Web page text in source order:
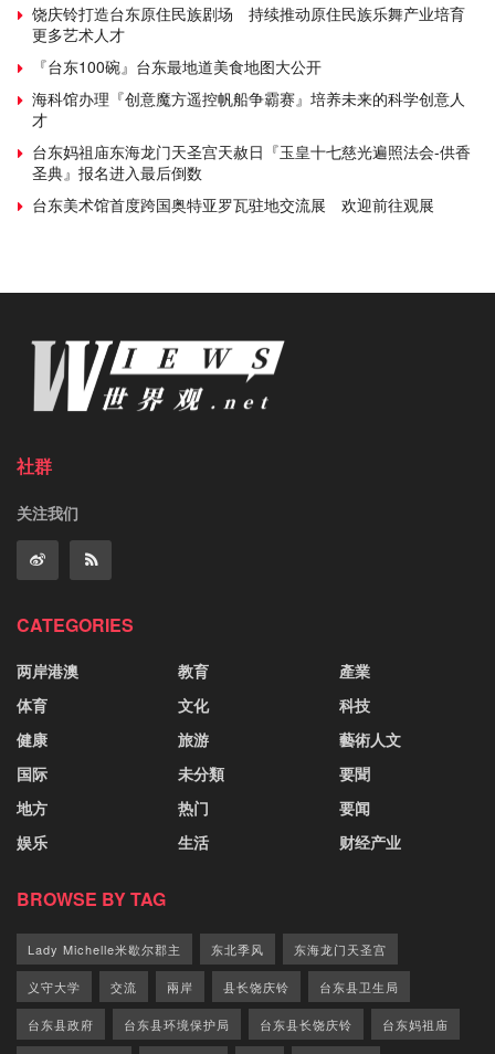
饶庆铃打造台东原住民族剧场 持续推动原住民族乐舞产业培育
更多艺术人才
『台东100碗』台东最地道美食地图大公开
海科馆办理『创意魔方遥控帆船争霸赛』培养未来的科学创意人
才
台东妈祖庙东海龙门天圣宫天赦日『玉皇十七慈光遍照法会-供香
圣典』报名进入最后倒数
台东美术馆首度跨国奥特亚罗瓦驻地交流展 欢迎前往观展
社群
关注我们
CATEGORIES
两岸港澳
体育
健康
国际
地方
娱乐
教育
文化
旅游
未分類
热门
生活
產業
科技
藝術人文
要聞
要闻
财经产业
BROWSE BY TAG
Lady Michelle米歇尔郡主 东北季风 东海龙门天圣宫
义守大学 交流 兩岸 县长饶庆铃 台东县卫生局
台东县政府 台东县环境保护局 台东县长饶庆铃 台东妈祖庙